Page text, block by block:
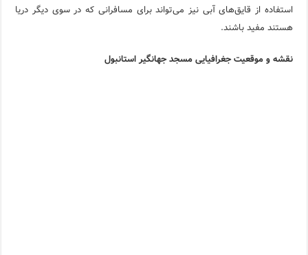
استفاده از قایق‌های آبی نیز می‌تواند برای مسافرانی که در سوی دیگر دریا
هستند مفید باشند.
نقشه و موقعیت جغرافیایی مسجد جهانگیر استانبول